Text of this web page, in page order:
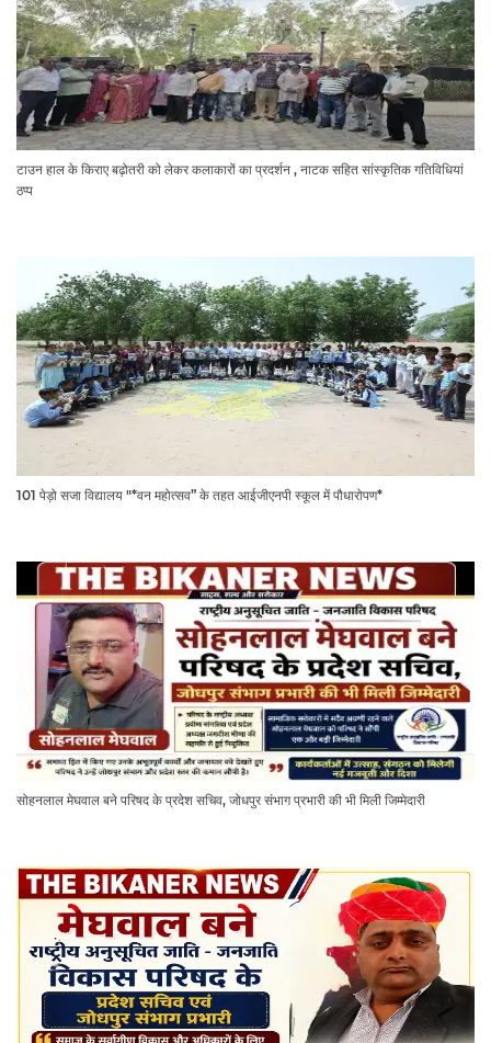
टाउन हाल के किराए बढ़ोतरी को लेकर कलाकारों का प्रदर्शन , नाटक सहित सांस्कृतिक गतिविधियां
ठप्प
101 पेड़ो सजा विद्यालय "*वन महोत्सव” के तहत आईजीएनपी स्कूल में पौधारोपण*
सोहनलाल मेघवाल बने परिषद के प्रदेश सचिव, जोधपुर संभाग प्रभारी की भी मिली जिम्मेदारी